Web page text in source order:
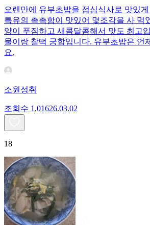
오랜만에 유부초밥을 점심식사로 맛있
특유의 촉촉함이 맛있어 몇조각을 사 먹
양이 푸짐하고 새콤달콤해서 맛도 최고
물이랑 찰떡 궁합입니다. 유부초밥은 언
요.
소원성취
조회수 1,01626.03.02
18